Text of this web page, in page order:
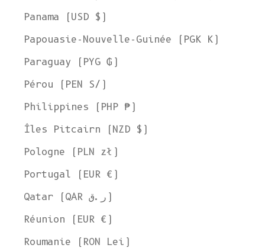
Panama (USD $)
Papouasie-Nouvelle-Guinée (PGK K)
Paraguay (PYG ₲)
Pérou (PEN S/)
Philippines (PHP ₱)
Îles Pitcairn (NZD $)
Pologne (PLN zł)
Portugal (EUR €)
Qatar (QAR ر.ق)
Réunion (EUR €)
Roumanie (RON Lei)